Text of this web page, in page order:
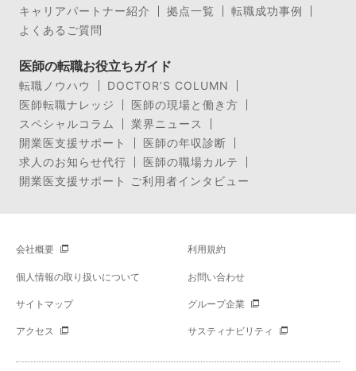
キャリアパートナー紹介
拠点一覧
転職成功事例
よくあるご質問
医師の転職お役立ちガイド
転職ノウハウ
DOCTOR’S COLUMN
医師転職ナレッジ
医師の現場と働き方
スペシャルコラム
業界ニュース
開業医支援サポート
医師の年収診断
求人のお知らせ代行
医師の職場カルテ
開業医支援サポート ご利用者インタビュー
会社概要 利用規約
個人情報の取り扱いについて お問い合わせ
サイトマップ グループ企業
アクセス サスティナビリティ